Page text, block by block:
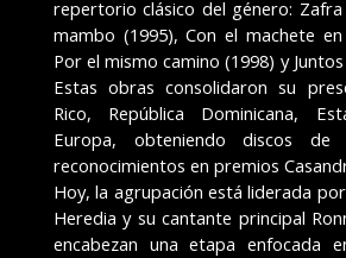
repertorio clásico del género: Zafra
mambo (1995), Con el machete
Por el mismo camino (1998) y
Estas obras consolidaron su
Rico, República Dominicana,
Europa, obteniendo discos
reconocimientos en premios
Hoy, la agrupación está liderada
Heredia y su cantante principal
encabezan una etapa enfocada